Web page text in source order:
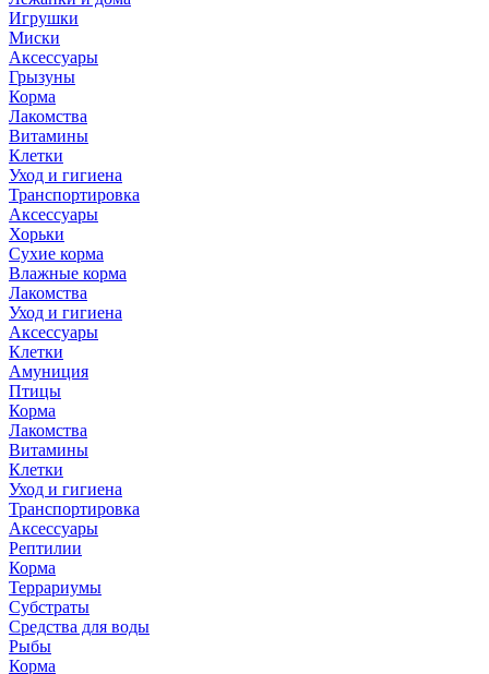
Игрушки
Миски
Аксессуары
Грызуны
Корма
Лакомства
Витамины
Клетки
Уход и гигиена
Транспортировка
Аксессуары
Хорьки
Сухие корма
Влажные корма
Лакомства
Уход и гигиена
Аксессуары
Клетки
Амуниция
Птицы
Корма
Лакомства
Витамины
Клетки
Уход и гигиена
Транспортировка
Аксессуары
Рептилии
Корма
Террариумы
Субстраты
Средства для воды
Рыбы
Корма